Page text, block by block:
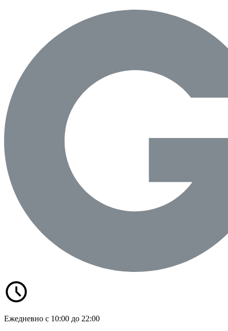
Ежедневно с 10:00 до 22:00